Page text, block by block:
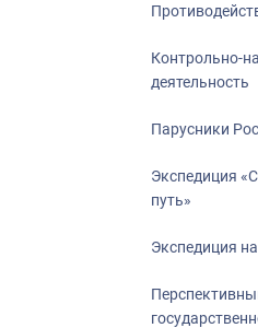
Контрольно-
деятельность
Парусники
Экспедиция
путь»
Экспедиция